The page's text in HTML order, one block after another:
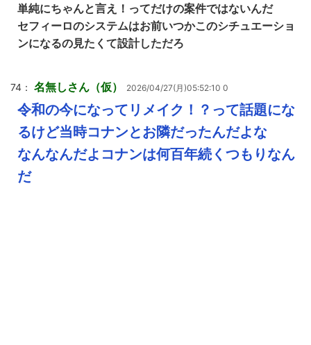
単純にちゃんと言え！ってだけの案件ではないんだ
セフィーロのシステムはお前いつかこのシチュエーショ
ンになるの見たくて設計しただろ
74： 名無しさん（仮） 2026/04/27(月)05:52:10 0
令和の今になってリメイク！？って話題にな
るけど当時コナンとお隣だったんだよな
なんなんだよコナンは何百年続くつもりなん
だ